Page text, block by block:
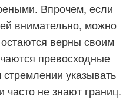
Впрочем, если
внимательно, можно
верны своим
превосходные
указывать
не знают границ.